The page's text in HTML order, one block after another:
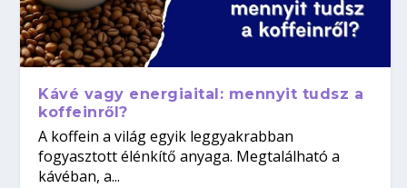
Kávé vagy energiaital: mennyit tudsz a
koffeinről?
A koffein a világ egyik leggyakrabban
fogyasztott élénkítő anyaga. Megtalálható a
kávéban, a...